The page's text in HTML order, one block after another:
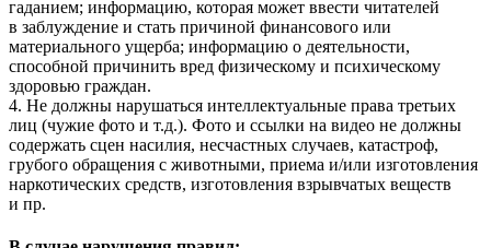
гаданием; информацию, которая может ввести читателей
в заблуждение и стать причиной финансового или
материального ущерба; информацию о деятельности,
способной причинить вред физическому и психическому
здоровью граждан.
4. Не должны нарушаться интеллектуальные права третьих
лиц (чужие фото и т.д.). Фото и ссылки на видео не должны
содержать сцен насилия, несчастных случаев, катастроф,
грубого обращения с животными, приема и/или изготовления
наркотических средств, изготовления взрывчатых веществ
и пр.